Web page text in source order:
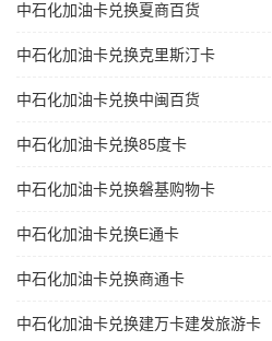
中石化加油卡兑换夏商百货
中石化加油卡兑换克里斯汀卡
中石化加油卡兑换中闽百货
中石化加油卡兑换85度卡
中石化加油卡兑换磐基购物卡
中石化加油卡兑换E通卡
中石化加油卡兑换商通卡
中石化加油卡兑换建万卡建发旅游卡